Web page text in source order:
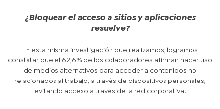
¿Bloquear el acceso a sitios y aplicaciones
resuelve?
En esta misma investigación que realizamos, logramos
constatar que el 62,6% de los colaboradores afirman hacer uso
de medios alternativos para acceder a contenidos no
relacionados al trabajo, a través de dispositivos personales,
evitando acceso a través de la red corporativa.